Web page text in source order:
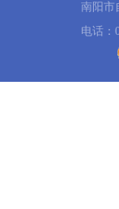
南阳市
电话：